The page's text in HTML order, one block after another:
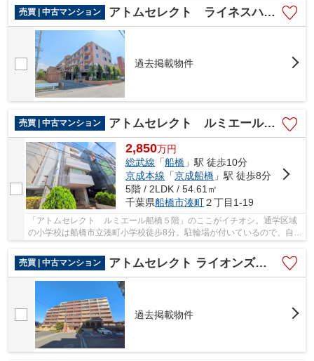
売買 | 中古マンション アトムセレクト ライネスハイム西船橋４階
過去掲載物件
売買 | 中古マンション アトムセレクト ルミエール船橋５階
2,850万円
総武線 「船橋 」駅 徒歩10分
京成本線 「京成船橋 」駅 徒歩8分
5階 / 2LDK / 54.61㎡
千葉県船橋市湊町２丁目1-19
「アトムセレクト ルミエール船橋５階」のここがイチオシ。通学区域
の小学校は船橋市立湊町小学校徒歩8分。駐輪場が付いているので、自転
売買 | 中古マンション
アトムセレクト ライオンズグローバル西船橋クイーンズアリーナ７階
過去掲載物件